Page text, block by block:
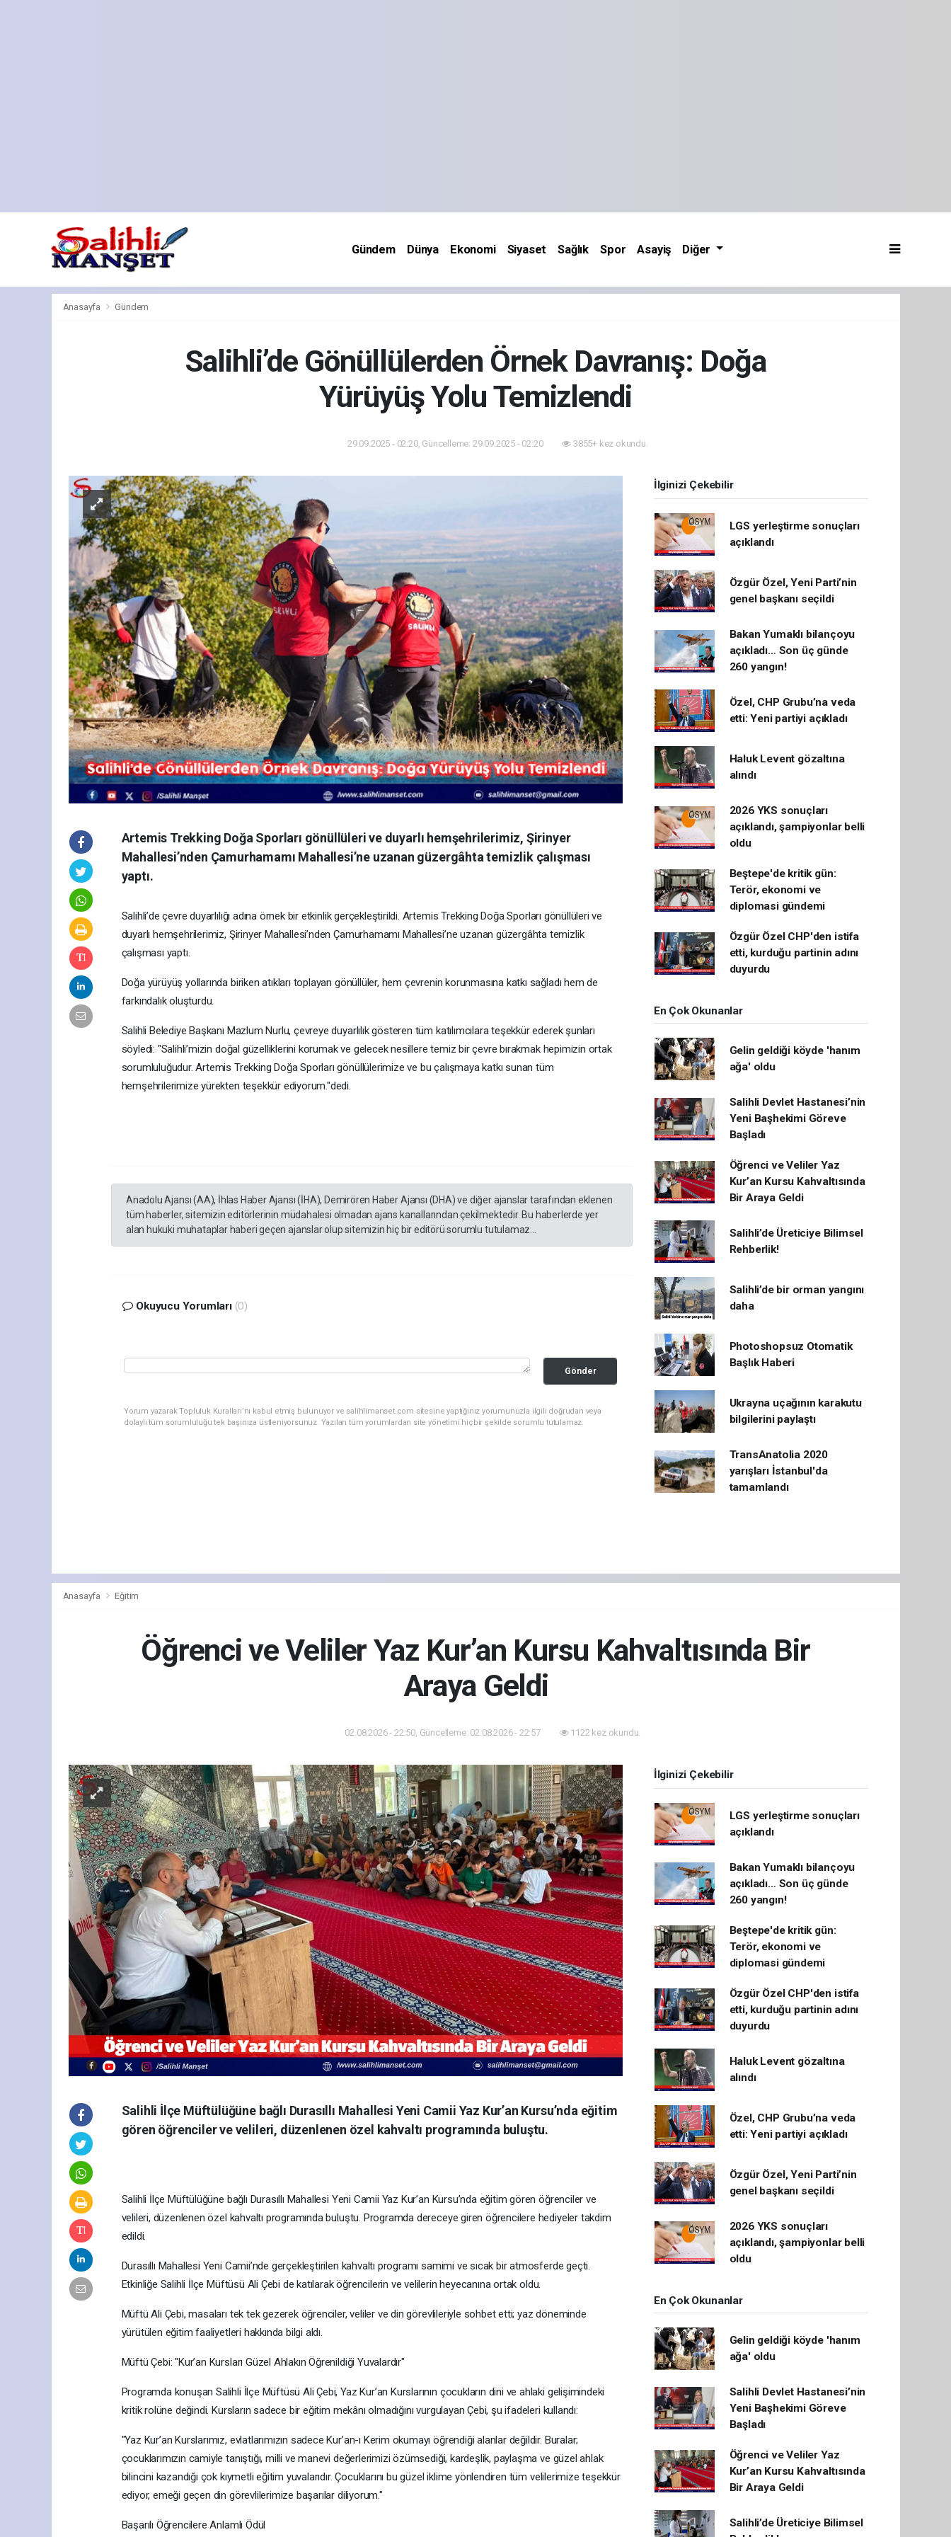
Gündem Dünya Ekonomi Siyaset Sağlık Spor Asayiş Diğer
Anasayfa Gündem
Salihli’de Gönüllülerden Örnek Davranış: Doğa
Yürüyüş Yolu Temizlendi
29.09.2025 - 02:20, Güncelleme: 29.09.2025 - 02:20 3855+ kez okundu.
Artemis Trekking Doğa Sporları gönüllüleri ve duyarlı hemşehrilerimiz, Şirinyer
Mahallesi’nden Çamurhamamı Mahallesi’ne uzanan güzergâhta temizlik çalışması
yaptı.
Salihli’de çevre duyarlılığı adına örnek bir etkinlik gerçekleştirildi. Artemis Trekking Doğa Sporları gönüllüleri ve
duyarlı hemşehrilerimiz, Şirinyer Mahallesi’nden Çamurhamamı Mahallesi’ne uzanan güzergâhta temizlik
çalışması yaptı.
Doğa yürüyüş yollarında biriken atıkları toplayan gönüllüler, hem çevrenin korunmasına katkı sağladı hem de
farkındalık oluşturdu.
Salihli Belediye Başkanı Mazlum Nurlu, çevreye duyarlılık gösteren tüm katılımcılara teşekkür ederek şunları
söyledi: "Salihli’mizin doğal güzelliklerini korumak ve gelecek nesillere temiz bir çevre bırakmak hepimizin ortak
sorumluluğudur. Artemis Trekking Doğa Sporları gönüllülerimize ve bu çalışmaya katkı sunan tüm
hemşehrilerimize yürekten teşekkür ediyorum."dedi.
Anadolu Ajansı (AA), İhlas Haber Ajansı (İHA), Demirören Haber Ajansı (DHA) ve diğer ajanslar tarafından eklenen
tüm haberler, sitemizin editörlerinin müdahalesi olmadan ajans kanallarından çekilmektedir. Bu haberlerde yer
alan hukuki muhataplar haberi geçen ajanslar olup sitemizin hiç bir editörü sorumlu tutulamaz...
Okuyucu Yorumları (0)
Gönder
Yorum yazarak Topluluk Kuralları’nı kabul etmiş bulunuyor ve salihlimanset.com sitesine yaptığınız yorumunuzla ilgili doğrudan veya
dolaylı tüm sorumluluğu tek başınıza üstleniyorsunuz. Yazılan tüm yorumlardan site yönetimi hiçbir şekilde sorumlu tutulamaz.
İlginizi Çekebilir
LGS yerleştirme sonuçları
açıklandı
Özgür Özel, Yeni Parti’nin
genel başkanı seçildi
Bakan Yumaklı bilançoyu
açıkladı… Son üç günde
260 yangın!
Özel, CHP Grubu’na veda
etti: Yeni partiyi açıkladı
Haluk Levent gözaltına
alındı
2026 YKS sonuçları
açıklandı, şampiyonlar belli
oldu
Beştepe'de kritik gün:
Terör, ekonomi ve
diplomasi gündemi
Özgür Özel CHP'den istifa
etti, kurduğu partinin adını
duyurdu
En Çok Okunanlar
Gelin geldiği köyde 'hanım
ağa' oldu
Salihli Devlet Hastanesi’nin
Yeni Başhekimi Göreve
Başladı
Öğrenci ve Veliler Yaz
Kur’an Kursu Kahvaltısında
Bir Araya Geldi
Salihli’de Üreticiye Bilimsel
Rehberlik!
Salihli’de bir orman yangını
daha
Photoshopsuz Otomatik
Başlık Haberi
Ukrayna uçağının karakutu
bilgilerini paylaştı
TransAnatolia 2020
yarışları İstanbul'da
tamamlandı
Anasayfa Eğitim
Öğrenci ve Veliler Yaz Kur’an Kursu Kahvaltısında Bir
Araya Geldi
02.08.2026 - 22:50, Güncelleme: 02.08.2026 - 22:57 1122 kez okundu.
Salihli İlçe Müftülüğüne bağlı Durasıllı Mahallesi Yeni Camii Yaz Kur’an Kursu’nda eğitim
gören öğrenciler ve velileri, düzenlenen özel kahvaltı programında buluştu.
Salihli İlçe Müftülüğüne bağlı Durasıllı Mahallesi Yeni Camii Yaz Kur’an Kursu’nda eğitim gören öğrenciler ve
velileri, düzenlenen özel kahvaltı programında buluştu. Programda dereceye giren öğrencilere hediyeler takdim
edildi.
Durasıllı Mahallesi Yeni Camii’nde gerçekleştirilen kahvaltı programı samimi ve sıcak bir atmosferde geçti.
Etkinliğe Salihli İlçe Müftüsü Ali Çebi de katılarak öğrencilerin ve velilerin heyecanına ortak oldu.
Müftü Ali Çebi, masaları tek tek gezerek öğrenciler, veliler ve din görevlileriyle sohbet etti; yaz döneminde
yürütülen eğitim faaliyetleri hakkında bilgi aldı.
Müftü Çebi: "Kur’an Kursları Güzel Ahlakın Öğrenildiği Yuvalardır"
Programda konuşan Salihli İlçe Müftüsü Ali Çebi, Yaz Kur’an Kurslarının çocukların dini ve ahlaki gelişimindeki
kritik rolüne değindi. Kursların sadece bir eğitim mekânı olmadığını vurgulayan Çebi, şu ifadeleri kullandı:
"Yaz Kur’an Kurslarımız, evlatlarımızın sadece Kur’an-ı Kerim okumayı öğrendiği alanlar değildir. Buralar;
çocuklarımızın camiyle tanıştığı, milli ve manevi değerlerimizi özümsediği, kardeşlik, paylaşma ve güzel ahlak
bilincini kazandığı çok kıymetli eğitim yuvalarıdır. Çocuklarını bu güzel iklime yönlendiren tüm velilerimize teşekkür
ediyor, emeği geçen din görevlilerimize başarılar diliyorum."
Başarılı Öğrencilere Anlamlı Ödül
İlginizi Çekebilir
LGS yerleştirme sonuçları
açıklandı
Bakan Yumaklı bilançoyu
açıkladı… Son üç günde
260 yangın!
Beştepe'de kritik gün:
Terör, ekonomi ve
diplomasi gündemi
Özgür Özel CHP'den istifa
etti, kurduğu partinin adını
duyurdu
Haluk Levent gözaltına
alındı
Özel, CHP Grubu’na veda
etti: Yeni partiyi açıkladı
Özgür Özel, Yeni Parti’nin
genel başkanı seçildi
2026 YKS sonuçları
açıklandı, şampiyonlar belli
oldu
En Çok Okunanlar
Gelin geldiği köyde 'hanım
ağa' oldu
Salihli Devlet Hastanesi’nin
Yeni Başhekimi Göreve
Başladı
Öğrenci ve Veliler Yaz
Kur’an Kursu Kahvaltısında
Bir Araya Geldi
Salihli’de Üreticiye Bilimsel